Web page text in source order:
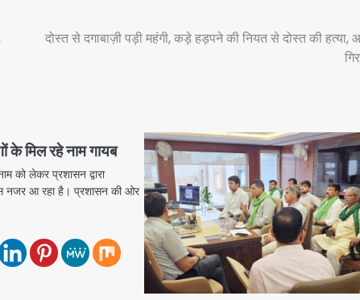
दोस्त से दगाबाज़ी पड़ी महंगी, कड़े हड़पने की नियत से दोस्त की हत्या,
के मिल रहे नाम गायब
को लेकर प्रशासन द्वारा
नजर आ रहा है। प्रशासन की ओर